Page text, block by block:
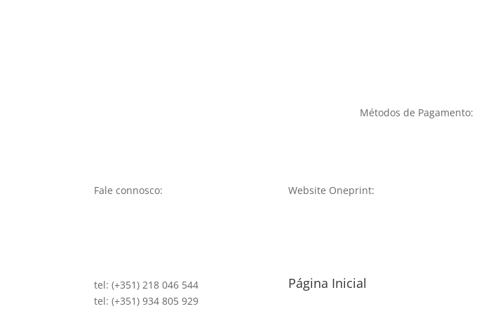
Métodos de Pagamento:
Fale connosco:
tel: (+351) 218 046 544
tel: (+351) 934 805 929
Website Oneprint:
Página Inicial